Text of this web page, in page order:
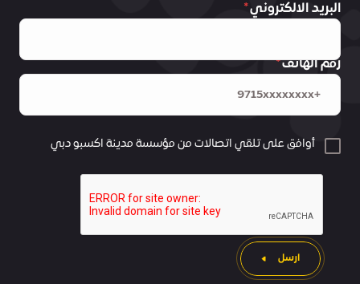
البريد الالكتروني
رقم الهاتف
أوافق على تلقي اتصالات من مؤسسة مدينة اكسبو دبي
ارسل